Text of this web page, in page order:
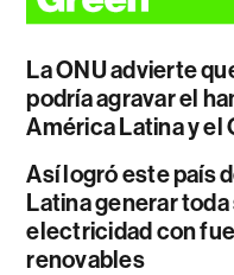
La ONU advierte
podría agravar el
América Latina y el
Así logró este país
Latina generar toda
electricidad con
renovables